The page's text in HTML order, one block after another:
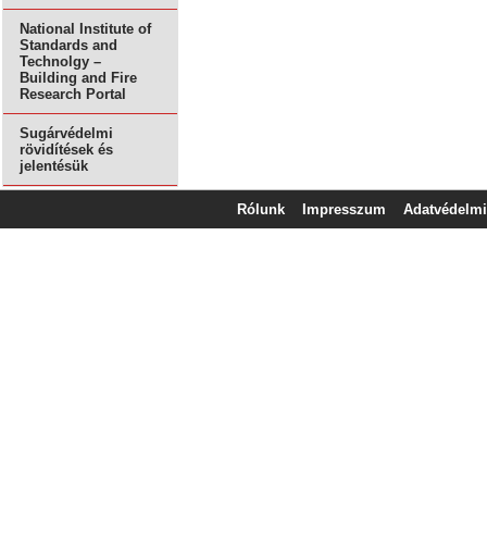
National Institute of
Standards and
Technolgy –
Building and Fire
Research Portal
Sugárvédelmi
rövidítések és
jelentésük
Rólunk Impresszum